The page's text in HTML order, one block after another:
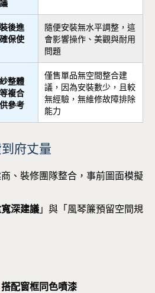
後進
保使
隨便安裝無水平調整，這
會影響操作、美觀與耐用
問題
整體
複合
參考
僅售單品無空間整合建
議，因為安裝數少，且較
無經驗，無維修故障排除
能力
府丈量
、裝修團隊整合，事前圖面模擬
深建議 」與「風琴簾預留空間規
配窗框同色噴漆